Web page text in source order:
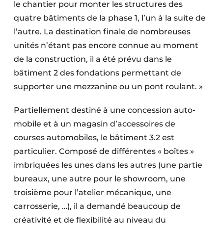
le chantier pour monter les structures des
quatre bâtiments de la phase 1, l’un à la suite de
l’autre. La destination finale de nombreuses
unités n’étant pas encore connue au moment
de la construction, il a été prévu dans le
bâtiment 2 des fondations permettant de
supporter une mezzanine ou un pont roulant. »
Partiellement destiné à une concession auto­
mobile et à un magasin d’accessoires de
courses automobiles, le bâtiment 3.2 est
particulier. Composé de différentes « boîtes »
imbriquées les unes dans les autres (une partie
bureaux, une autre pour le showroom, une
troisième pour l’atelier mécanique, une
carrosserie, …), il a demandé beaucoup de
créativité et de flexibilité au niveau du